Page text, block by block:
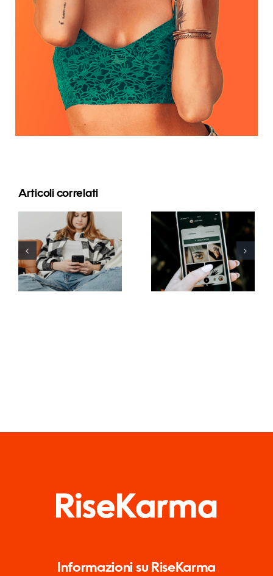
Articoli correlati
Strategie
innovative
per
aumentare
la visibilità
dei gruppi
Migliori
pratiche per
l’uso dei filtri
in realtà
aumentata
sui social
Informazioni su RiseKarma